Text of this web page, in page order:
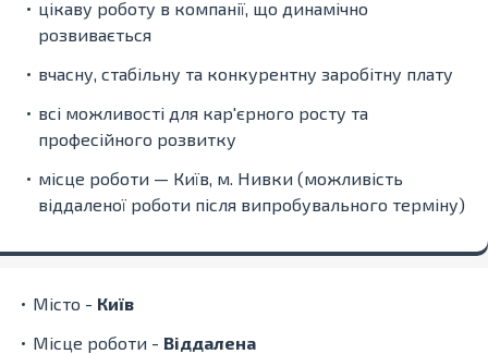
цікаву роботу в компанії, що динамічно
розвивається
вчасну, стабільну та конкурентну заробітну плату
всі можливості для кар'єрного росту та
професійного розвитку
місце роботи — Київ, м. Нивки (можливість
віддаленої роботи після випробувального терміну)
Місто - Київ
Місце роботи - Віддалена